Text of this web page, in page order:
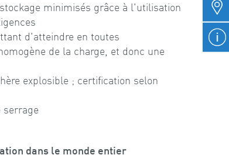
minimisés grâce à l'utilisation
d'atteindre en toutes
de la charge, et donc une
explosible ; certification selon
serrage
dans le monde entier